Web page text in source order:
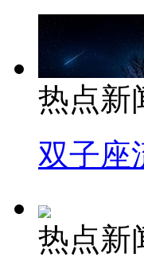
热点新
双子座
热点新